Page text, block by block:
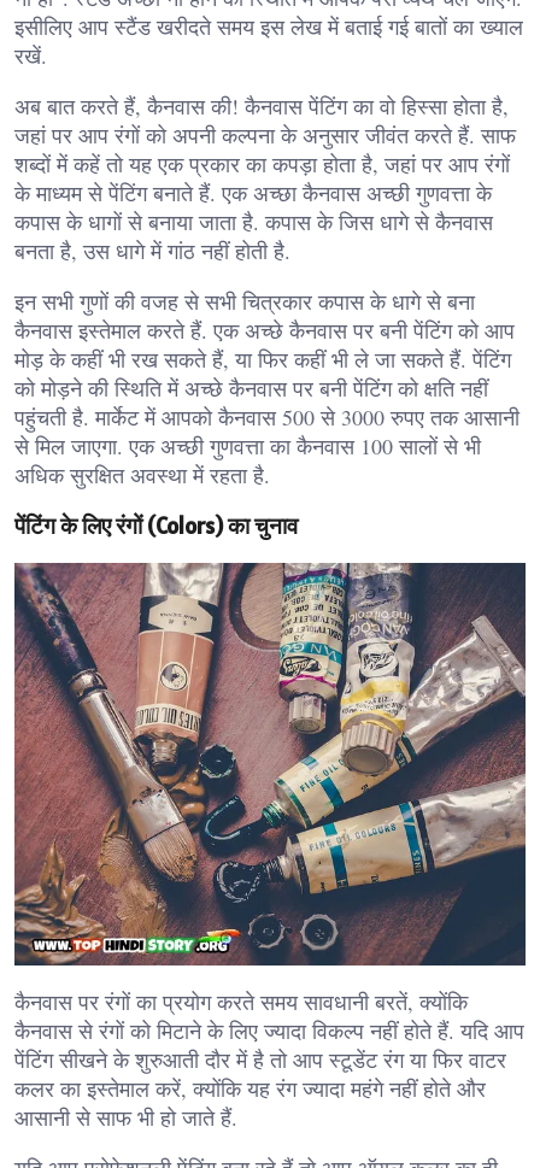
इसीलिए आप स्टैंड खरीदते समय इस लेख में बताई गई बातों का ख्याल
रखें.
अब बात करते हैं, कैनवास की! कैनवास पेंटिंग का वो हिस्सा होता है,
जहां पर आप रंगों को अपनी कल्पना के अनुसार जीवंत करते हैं. साफ
शब्दों में कहें तो यह एक प्रकार का कपड़ा होता है, जहां पर आप रंगों
के माध्यम से पेंटिंग बनाते हैं. एक अच्छा कैनवास अच्छी गुणवत्ता के
कपास के धागों से बनाया जाता है. कपास के जिस धागे से कैनवास
बनता है, उस धागे में गांठ नहीं होती है.
इन सभी गुणों की वजह से सभी चित्रकार कपास के धागे से बना
कैनवास इस्तेमाल करते हैं. एक अच्छे कैनवास पर बनी पेंटिंग को आप
मोड़ के कहीं भी रख सकते हैं, या फिर कहीं भी ले जा सकते हैं. पेंटिंग
को मोड़ने की स्थिति में अच्छे कैनवास पर बनी पेंटिंग को क्षति नहीं
पहुंचती है. मार्केट में आपको कैनवास 500 से 3000 रुपए तक आसानी
से मिल जाएगा. एक अच्छी गुणवत्ता का कैनवास 100 सालों से भी
अधिक सुरक्षित अवस्था में रहता है.
पेंटिंग के लिए रंगों (Colors) का चुनाव
कैनवास पर रंगों का प्रयोग करते समय सावधानी बरतें, क्योंकि
कैनवास से रंगों को मिटाने के लिए ज्यादा विकल्प नहीं होते हैं. यदि आप
पेंटिंग सीखने के शुरुआती दौर में है तो आप स्टूडेंट रंग या फिर वाटर
कलर का इस्तेमाल करें, क्योंकि यह रंग ज्यादा महंगे नहीं होते और
आसानी से साफ भी हो जाते हैं.